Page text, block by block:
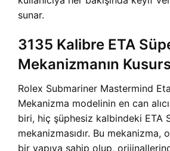
sunar.
3135 Kalibre ETA
Mekanizmanın
Rolex Submariner Mastermind
Mekanizma modelinin en can
biri, hiç şüphesiz kalbindeki ETA
mekanizmasıdır. Bu mekanizma,
bir yapıya sahip olup,